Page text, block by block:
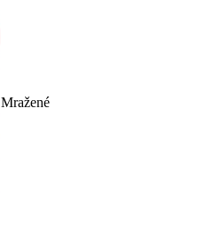
Mražené